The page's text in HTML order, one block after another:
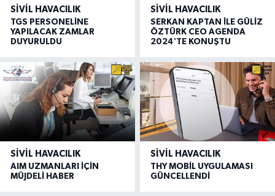
SIVIL HAVACILIK
TGS PERSONELİNE
YAPILACAK ZAMLAR
DUYURULDU
SIVIL HAVACILIK
SERKAN KAPTAN İLE GÜLİZ
ÖZTÜRK CEO AGENDA
2024'TE KONUŞTU
SIVIL HAVACILIK
AIM UZMANLARI İÇİN
MÜJDELİ HABER
SIVIL HAVACILIK
THY MOBİL UYGULAMASI
GÜNCELLENDİ